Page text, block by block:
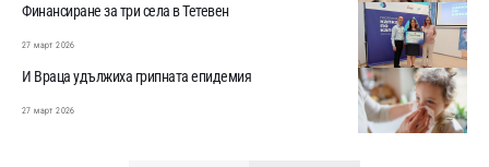
Финансиране за три села в Тетевен
27 март 2026
И Враца удължиха грипната епидемия
27 март 2026